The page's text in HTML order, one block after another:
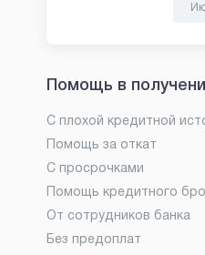
Помощь в
С плохой кредитной
Помощь за откат
С просрочками
Помощь кредитного
От сотрудников банка
Без предоплат